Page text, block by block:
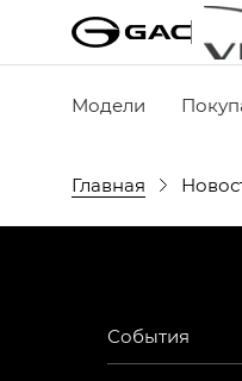
Модели
Главная
События